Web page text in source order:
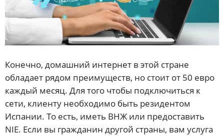
Конечно, домашний интернет в этой стране
обладает рядом преимуществ, но стоит от 50 евро
каждый месяц. Для того чтобы подключиться к
сети, клиенту необходимо быть резидентом
Испании. То есть, иметь ВНЖ или предоставить
NIE. Если вы гражданин другой страны, вам услуга